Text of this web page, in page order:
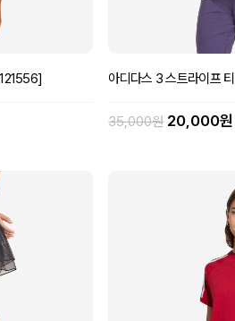
아디다스 3 스트라이프
35,000원 20,000원